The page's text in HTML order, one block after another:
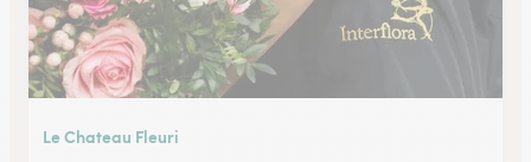
Le Chateau Fleuri